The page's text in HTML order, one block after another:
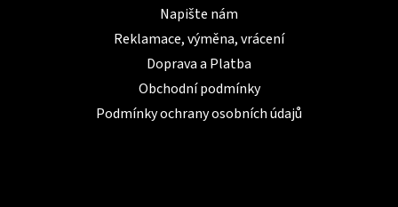
Napište nám
Reklamace, výměna, vrácení
Doprava a Platba
Obchodní podmínky
Podmínky ochrany osobních údajů